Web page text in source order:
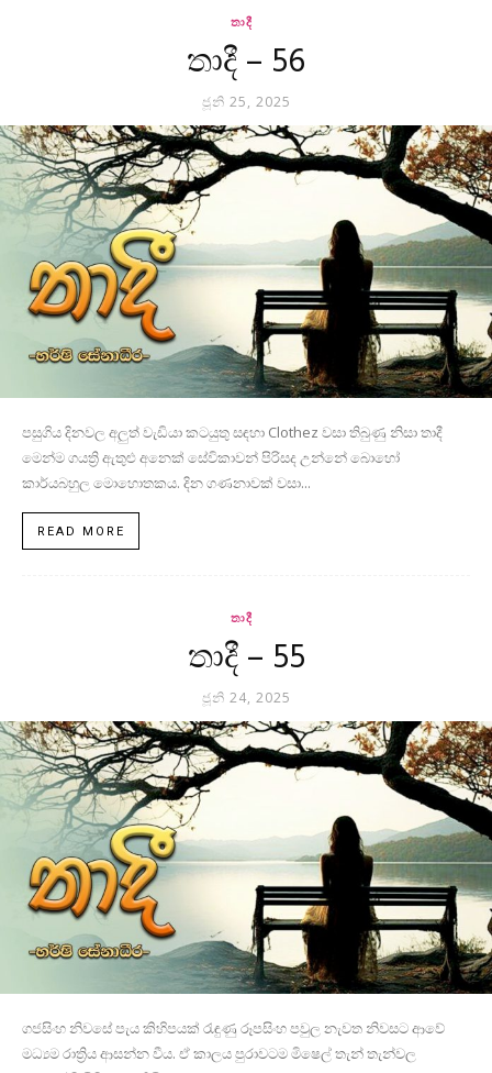
තාදී
තාදී – 56
ජූනි 25, 2025
පසුගිය දිනවල අලුත් වැඩියා කටයුතු සඳහා Clothez වසා තිබුණු නිසා තාදී
මෙන්ම ගයත්‍රි ඇතුළු අනෙක් සේවිකාවන් පිරිසද උන්නේ බොහෝ
කාර්යබහුල මොහොතකය. දින ගණනාවක් වසා...
READ MORE
තාදී
තාදී – 55
ජූනි 24, 2025
ගජසිංහ නිවසේ පැය කිහිපයක් රැඳුණු රූපසිංහ පවුල නැවත නිවසට ආවේ
මධ්‍යම රාත්‍රිය ආසන්න වීය. ඒ කාලය පුරාවටම මිෂෙල් තැන් තැන්වල